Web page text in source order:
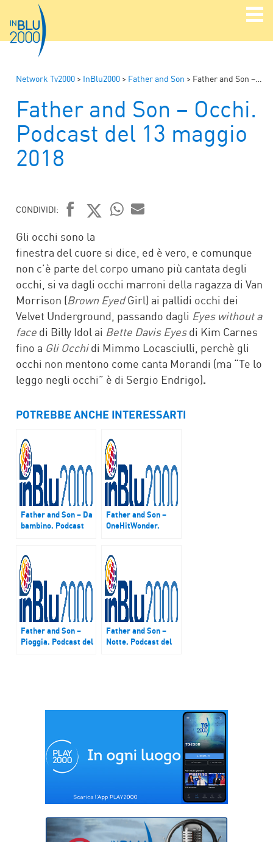
Network Tv2000 > InBlu2000 > Father and Son > Father and Son – Occhi. Podcast del 13 maggio 2018
Father and Son – Occhi.
Podcast del 13 maggio
2018
CONDIVIDI:
FACEBOOK
TWITTER
Gli occhi sono la
finestra del cuore si dice, ed è vero, e comunque
non c’è parte del corpo umano più cantata degli
occhi, si va dagli occhi marroni della ragazza di Van
Morrison (Brown EyedGirl) ai pallidi occhi dei
Velvet Underground, passando dagli Eyes without a
face di Billy Idol ai Bette Davis Eyesdi Kim Carnes
fino a Gli Occhidi Mimmo Locasciulli, perchè gli
occhi non mentono come canta Morandi (ma “Te lo
leggo negli occhi” è di Sergio Endrigo).
POTREBBE ANCHE INTERESSARTI
Father and Son – Da
bambino. Podcast
Father and Son –
OneHitWonder.
Father and Son –
Pioggia. Podcast del
Father and Son –
Notte. Podcast del